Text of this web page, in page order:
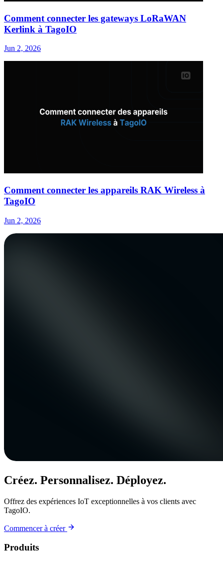
Comment connecter les gateways LoRaWAN
Kerlink à TagoIO
Jun 2, 2026
Comment connecter les appareils RAK Wireless à
TagoIO
Jun 2, 2026
Créez. Personnalisez. Déployez.
Offrez des expériences IoT exceptionnelles à vos clients avec
TagoIO.
Commencer à créer
Produits